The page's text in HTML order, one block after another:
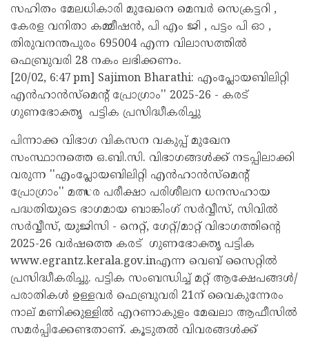
സഹിതം മേലധികാരി മുഖേനെ മെമ്പർ സെക്രട്ടറി ,
കേരള വനിതാ കമ്മീഷൻ, പി എം ജി , പട്ടം പി ഓ ,
തിരുവനന്തപുരം 695004 എന്ന വിലാസത്തിൽ
ഫെബ്രുവരി 28 നകം ലഭിക്കണം.
[20/02, 6:47 pm] Sajimon Bharathi: എംപ്ലോയബിലിറ്റി
എന്‍ഹാന്‍സ്‌മെന്റ് പ്രോഗ്രാം'' 2025-26 - കരട്
ഗുണഭോക്തൃ പട്ടിക പ്രസിദ്ധീകരിച്ചു
പിന്നാക്ക വിഭാഗ വികസന വകുപ്പ് മുഖേന
സംസ്ഥാനത്തെ ഒ.ബി.സി. വിഭാഗങ്ങള്‍ക്ക് നടപ്പിലാക്കി
വരുന്ന ''എംപ്ലോയബിലിറ്റി എന്‍ഹാന്‍സ്മെന്റ്
പ്രോഗ്രാം'' മത്സര പരീക്ഷാ പരിശീലന ധനസഹായ
പദ്ധതിയുടെ ഭാഗമായ ബാങ്കിംഗ് സര്‍വ്വീസ്, സിവില്‍
സര്‍വ്വീസ്, യുജിസി - നെറ്റ്, ഗേറ്റ്/മാറ്റ് വിഭാഗത്തിന്റെ
2025-26 വര്‍ഷത്തെ കരട് ഗുണഭോക്തൃ പട്ടിക
www.egrantz.kerala.gov.inഎന്ന വെബ് സൈറ്റില്‍
പ്രസിദ്ധീകരിച്ചു. പട്ടിക സംബന്ധിച്ച് മറ്റ് ആക്ഷേപങ്ങള്‍/
പരാതികള്‍ ഉള്ളവര്‍ ഫെബ്രുവരി 21ന് വൈകുന്നേരം
നാല് മണിക്കുള്ളില്‍ എറണാകുളം മേഖലാ ആഫീസില്‍
സമര്‍പ്പിക്കേണ്ടതാണ്. കൂടുതല്‍ വിവരങ്ങള്‍ക്ക്